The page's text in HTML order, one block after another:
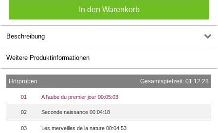
Beschreibung
Weitere Produktinformationen
Hörproben Gesamtspielzeit: 01:12:28
01 A l'aube du premier jour 00:05:03
02 Seconde naissance 00:04:18
03 Les merveilles de la nature 00:04:53